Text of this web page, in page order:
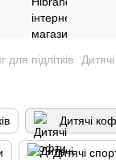
підлітків
Дитячі
Дитячі